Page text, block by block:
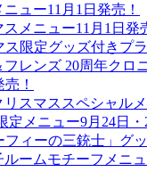
ュー11月1日発売！
メニュー11月1日発
限定グッズ付きプ
レンズ 20周年クロ
！
スマススペシャルメ
定メニュー9月24日・
ィーの三銃士」グッ
ームモチーフメニュ